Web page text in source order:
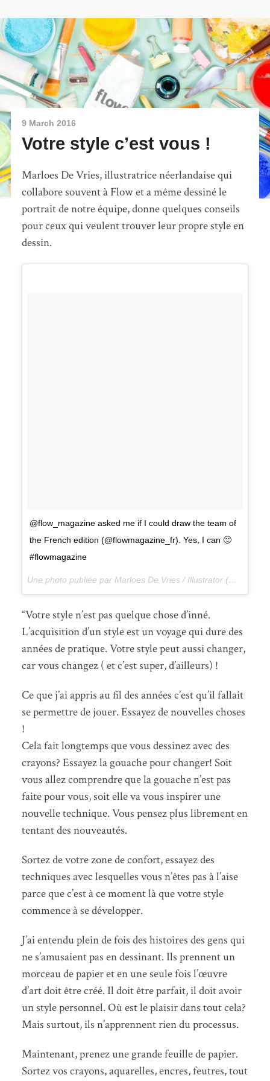
9 March 2016
Votre style c’est vous !
Marloes De Vries, illustratrice néerlandaise qui
collabore souvent à Flow et a même dessiné le
portrait de notre équipe, donne quelques conseils
pour ceux qui veulent trouver leur propre style en
dessin.
@flow_magazine asked me if I could draw the team of
the French edition (@flowmagazine_fr). Yes, I can 🙂
#flowmagazine
Une photo publiée par Marloes De Vries / Illustrator (@marloesdevee) le
“Votre style n’est pas quelque chose d’inné.
L’acquisition d’un style est un voyage qui dure des
années de pratique. Votre style peut aussi changer,
car vous changez ( et c’est super, d’ailleurs) !
Ce que j’ai appris au fil des années c’est qu’il fallait
se permettre de jouer. Essayez de nouvelles choses
!
Cela fait longtemps que vous dessinez avec des
crayons? Essayez la gouache pour changer! Soit
vous allez comprendre que la gouache n’est pas
faite pour vous, soit elle va vous inspirer une
nouvelle technique. Vous pensez plus librement en
tentant des nouveautés.
Sortez de votre zone de confort, essayez des
techniques avec lesquelles vous n’êtes pas à l’aise
parce que c’est à ce moment là que votre style
commence à se développer.
J’ai entendu plein de fois des histoires des gens qui
ne s’amusaient pas en dessinant. Ils prennent un
morceau de papier et en une seule fois l’œuvre
d’art doit être créé. Il doit être parfait, il doit avoir
un style personnel. Où est le plaisir dans tout cela?
Mais surtout, ils n’apprennent rien du processus.
Maintenant, prenez une grande feuille de papier.
Sortez vos crayons, aquarelles, encres, feutres, tout